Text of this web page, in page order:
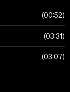
00:52
03:31
03:07